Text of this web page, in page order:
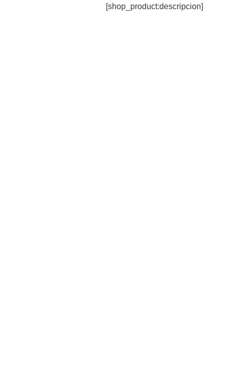
[shop_product:descripcion]